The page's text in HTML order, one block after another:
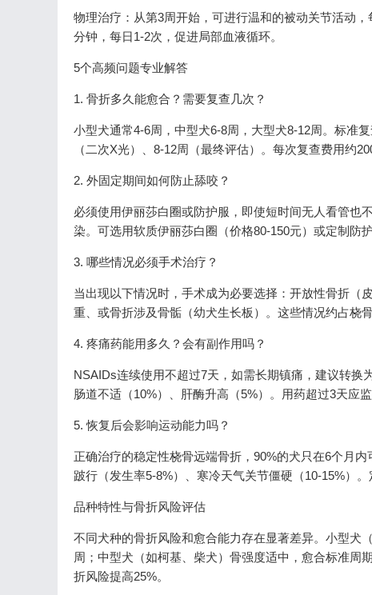
物理治疗：从第3周开始，可进行温和的被动关节活动
分钟，每日1-2次，促进局部血液循环。
5个高频问题专业解答
1. 骨折多久能愈合？需要复查几次？
小型犬通常4-6周，中型犬6-8周，大型犬8-12周。标准
（二次X光）、8-12周（最终评估）。每次复查费用约
2. 外固定期间如何防止舔咬？
必须使用伊丽莎白圈或防护服，即使短时间无人看管也
染。可选用软质伊丽莎白圈（价格80-150元）或定制防
3. 哪些情况必须手术治疗？
当出现以下情况时，手术成为必要选择：开放性骨折（
重、或骨折涉及骨骺（幼犬生长板）。这些情况约占桡骨
4. 疼痛药能用多久？会有副作用吗？
NSAIDs连续使用不超过7天，如需长期镇痛，建议转换
肠道不适（10%）、肝酶升高（5%）。用药超过3天应
5. 恢复后会影响运动能力吗？
正确治疗的稳定性桡骨远端骨折，90%的犬只在6个月
跛行（发生率5-8%）、寒冷天气关节僵硬（10-15%）
品种特性与骨折风险评估
不同犬种的骨折风险和愈合能力存在显著差异。小型犬
周；中型犬（如柯基、柴犬）骨强度适中，愈合标准周
折风险提高25%。